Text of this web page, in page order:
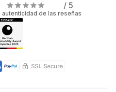
/ 5
de las reseñas